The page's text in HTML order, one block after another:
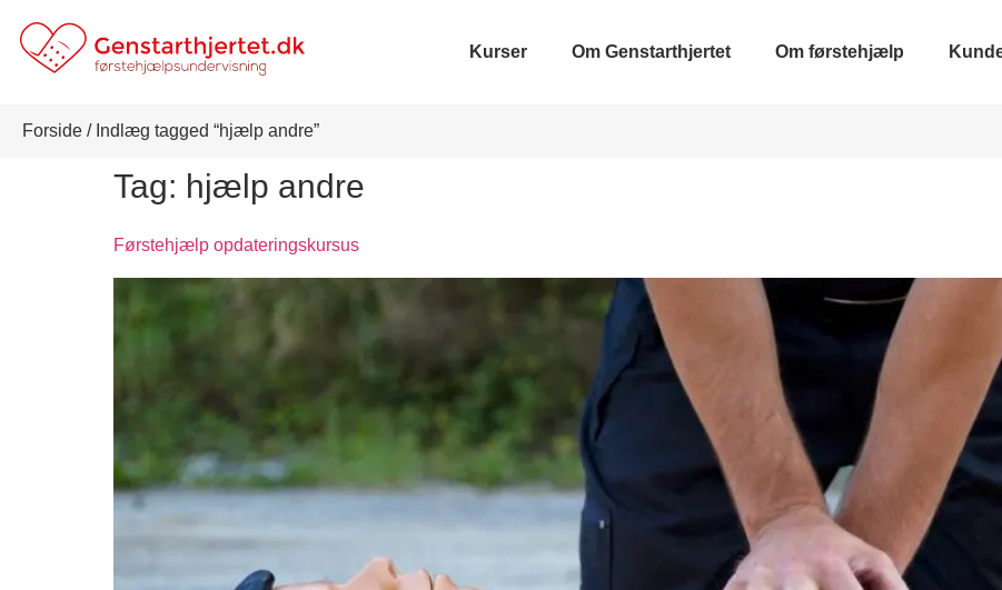
Kurser Om Genstarthjertet Om førstehjælp
Forside / Indlæg tagged “hjælp andre”
Tag: hjælp andre
Førstehjælp opdateringskursus